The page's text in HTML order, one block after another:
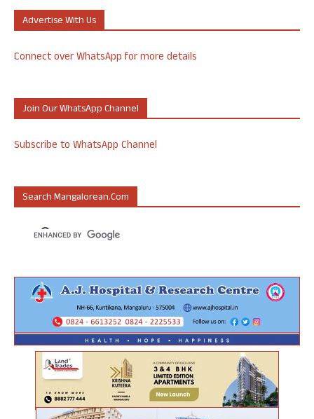
Advertise With Us
Connect over WhatsApp for more details
Join Our WhatsApp Channel
Subscribe to WhatsApp Channel
Search Mangalorean.com